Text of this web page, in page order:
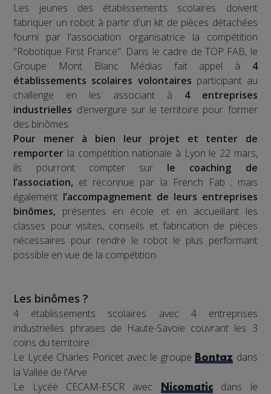
Les jeunes des établissements scolaires doivent
fabriquer un robot à partir d'un kit de pièces détachées
fourni par l'association organisatrice la compétition
"Robotique First France". Dans le cadre de TOP FAB, le
Groupe Mont Blanc Médias fait appel à 4
établissements scolaires volontaires participant au
challenge en les associant à 4 entreprises
industrielles d’envergure sur le territoire pour former
des binômes.
Pour mener à bien leur projet et tenter de
remporter la compétition nationale à Lyon le 22 mars,
ils pourront compter sur le coaching de
l’association, et reconnue par la French Fab ; mais
également l’accompagnement de leurs entreprises
binômes, présentes en école et en accueillant les
classes pour visites, conseils et fabrication de pièces
nécessaires pour rendre le robot le plus performant
possible en vue de la compétition.
Les binômes ?
4 établissements scolaires avec 4 entreprises
industrielles phrases de Haute-Savoie couvrant les 3
coins du territoire :
Le Lycée Charles Poncet avec le groupe Bontaz dans
la Vallée de l'Arve
Le Lycée CECAM-ESCR avec
Nicomaticdans le